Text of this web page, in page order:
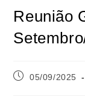
Reunião
05/09/2025